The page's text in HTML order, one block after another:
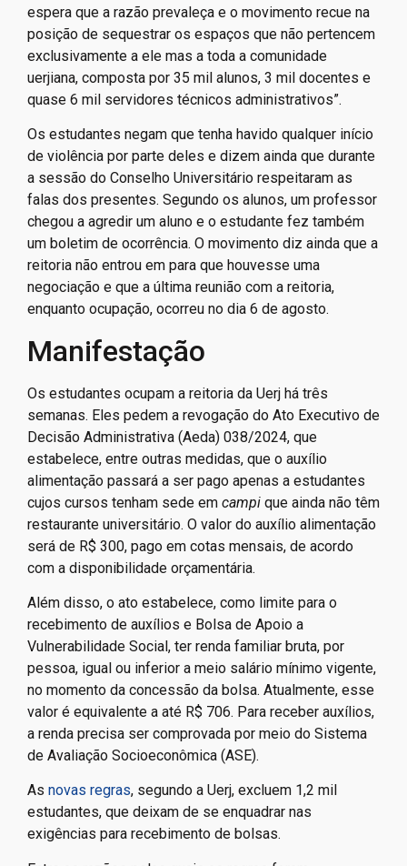
espera que a razão prevaleça e o movimento recue na
posição de sequestrar os espaços que não pertencem
exclusivamente a ele mas a toda a comunidade
uerjiana, composta por 35 mil alunos, 3 mil docentes e
quase 6 mil servidores técnicos administrativos”.
Os estudantes negam que tenha havido qualquer início
de violência por parte deles e dizem ainda que durante
a sessão do Conselho Universitário respeitaram as
falas dos presentes. Segundo os alunos, um professor
chegou a agredir um aluno e o estudante fez também
um boletim de ocorrência. O movimento diz ainda que a
reitoria não entrou em para que houvesse uma
negociação e que a última reunião com a reitoria,
enquanto ocupação, ocorreu no dia 6 de agosto.
Manifestação
Os estudantes ocupam a reitoria da Uerj há três
semanas. Eles pedem a revogação do Ato Executivo de
Decisão Administrativa (Aeda) 038/2024, que
estabelece, entre outras medidas, que o auxílio
alimentação passará a ser pago apenas a estudantes
cujos cursos tenham sede em campi que ainda não têm
restaurante universitário. O valor do auxílio alimentação
será de R$ 300, pago em cotas mensais, de acordo
com a disponibilidade orçamentária.
Além disso, o ato estabelece, como limite para o
recebimento de auxílios e Bolsa de Apoio a
Vulnerabilidade Social, ter renda familiar bruta, por
pessoa, igual ou inferior a meio salário mínimo vigente,
no momento da concessão da bolsa. Atualmente, esse
valor é equivalente a até R$ 706. Para receber auxílios,
a renda precisa ser comprovada por meio do Sistema
de Avaliação Socioeconômica (ASE).
As novas regras, segundo a Uerj, excluem 1,2 mil
estudantes, que deixam de se enquadrar nas
exigências para recebimento de bolsas.